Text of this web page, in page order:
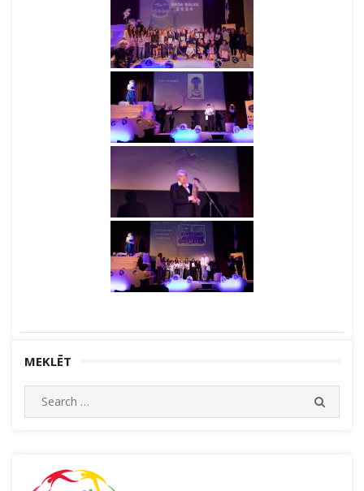
MEKLĒT
Search
for: